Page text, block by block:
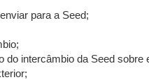
para a Seed;
intercâmbio da Seed